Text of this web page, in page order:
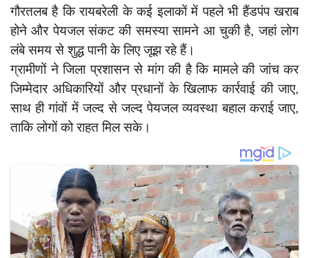
गौरतलब है कि रायबरेली के कई इलाकों में पहले भी हैंडपंप खराब
होने और पेयजल संकट की समस्या सामने आ चुकी है, जहां लोग
लंबे समय से शुद्ध पानी के लिए जूझ रहे हैं।
ग्रामीणों ने जिला प्रशासन से मांग की है कि मामले की जांच कर
जिम्मेदार अधिकारियों और प्रधानों के खिलाफ कार्रवाई की जाए,
साथ ही गांवों में जल्द से जल्द पेयजल व्यवस्था बहाल कराई जाए,
ताकि लोगों को राहत मिल सके।